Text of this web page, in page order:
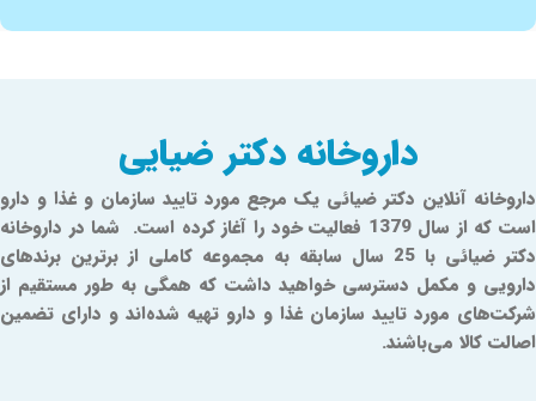
داروخانه دکتر ضیایی
داروخانه آنلاین دکتر ضیائی یک مرجع مورد تایید سازمان و غذا و دارو
است که از سال 1379 فعالیت خود را آغاز کرده است. شما در داروخانه
دکتر ضیائی با 25 سال سابقه به مجموعه کاملی از برترین برندهای
دارویی و مکمل دسترسی خواهید داشت که همگی به طور مستقیم از
شرکت‌های مورد تایید سازمان غذا و دارو تهیه شده‌اند و دارای تضمین
اصالت کالا می‌باشند.